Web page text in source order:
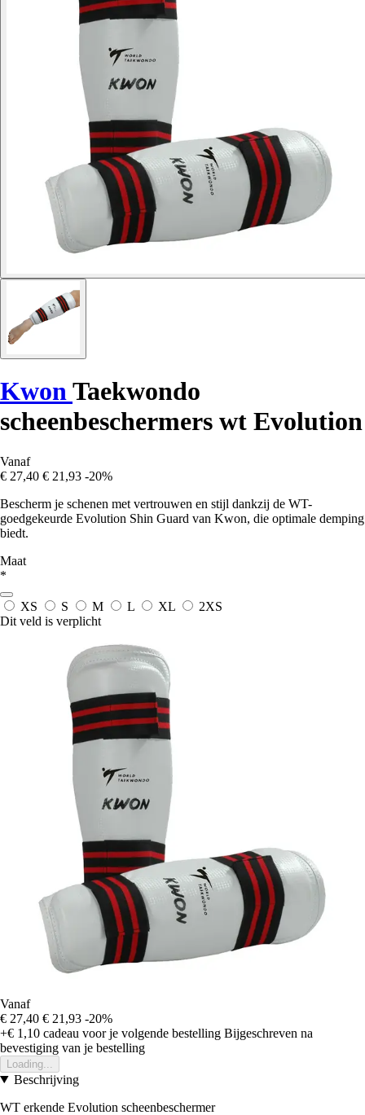
KwonTaekwondo
scheenbeschermers wt Evolution
Vanaf
€ 27,40 € 21,93 -20%
Bescherm je schenen met vertrouwen en stijl dankzij de WT-
goedgekeurde Evolution Shin Guard van Kwon, die optimale demping
biedt.
Maat
*
XS S M L XL
2XS
Dit veld is verplicht
Vanaf
€ 27,40 € 21,93 -20%
+€ 1,10 cadeau voor je volgende bestelling Bijgeschreven na
bevestiging van je bestelling
Loading...
Beschrijving
WT erkende Evolution scheenbeschermer